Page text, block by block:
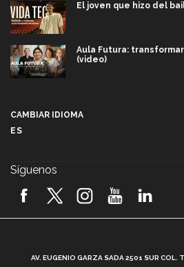
El joven que hizo del
Aula Futura:
(video)
2026! (video)
CAMBIAR IDIOMA
ES
Síguenos
AV. EUGENIO GARZA SADA 2501 SUR COL.